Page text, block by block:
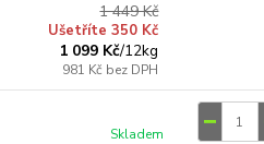
1 449 Kč
Ušetříte 350 Kč
1 099 Kč/12kg
981 Kč bez DPH
Skladem